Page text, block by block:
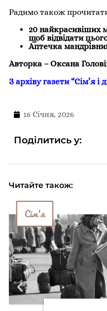
Радимо також
20 найкрасивіших
щоб відвідати
Аптечка
Авторка – Оксана
З архіву газети “Сім’я і
16 Січня, 2026
Поділитись у:
Читайте також:
Сім'я